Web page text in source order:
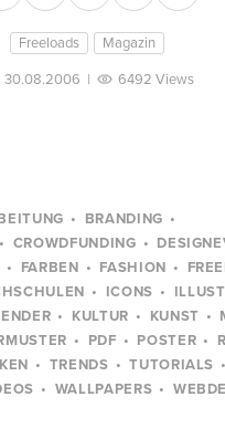
Freeloads Magazin
30.08.2006 | 6492 Views
BRANDING
CROWDFUNDING
FARBEN FASHION
ICONS
KULTUR KUNST
PDF POSTER
TRENDS
TUTORIALS
WALLPAPERS